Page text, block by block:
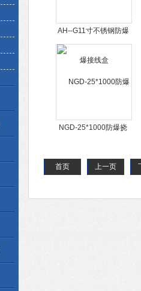
AH--G11寸不锈钢防爆
接线盒
NGD-25*1000防爆挠
首页 上一页